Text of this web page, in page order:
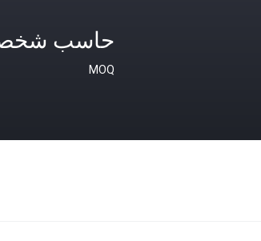
حاسب
MOQ